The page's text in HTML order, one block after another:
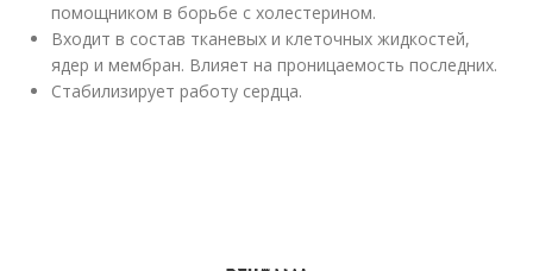
помощником в борьбе с холестерином.
Входит в состав тканевых и клеточных жидкостей,
ядер и мембран. Влияет на проницаемость последних.
Стабилизирует работу сердца.